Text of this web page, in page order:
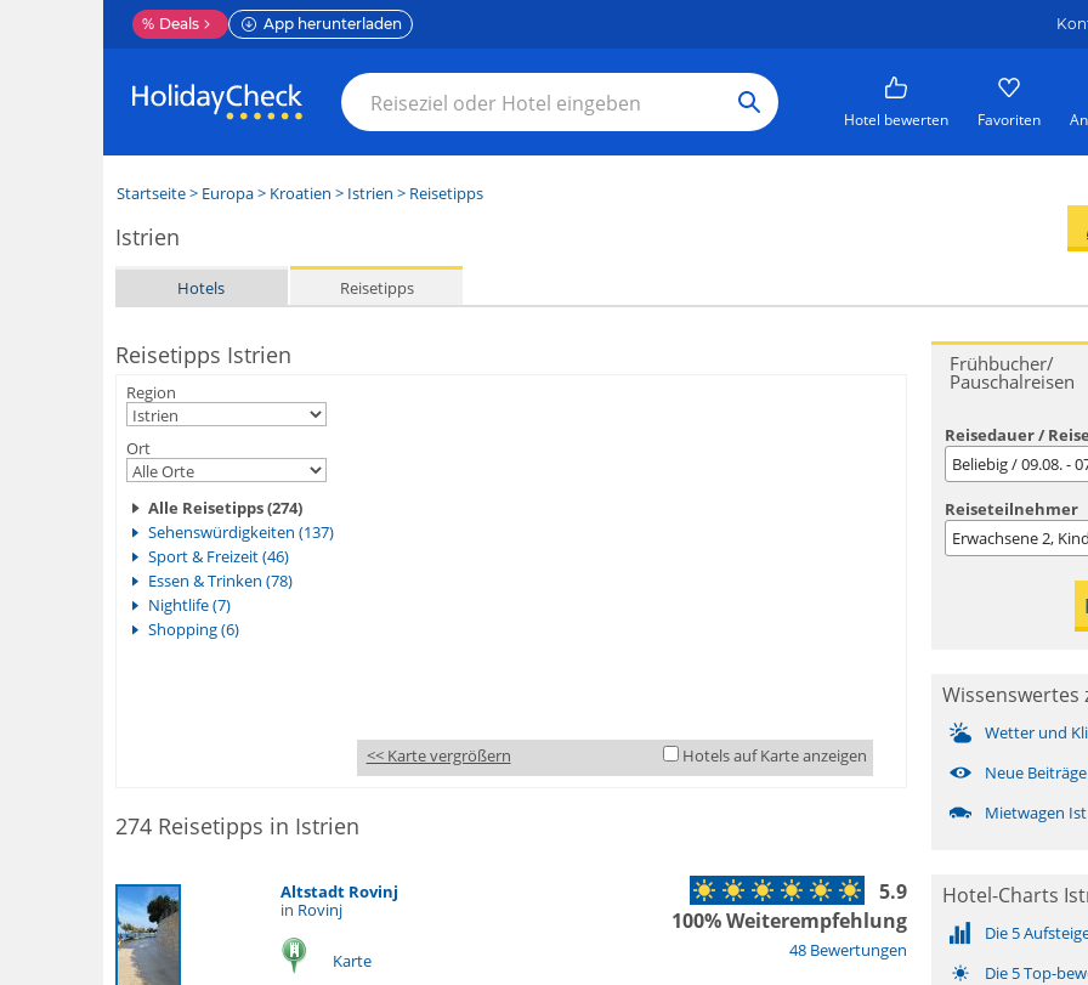
% Deals App herunterladen
Hotel bewerten Favoriten
Startseite> Europa> Kroatien > Istrien > Reisetipps
Istrien
Hotels Reisetipps
Reisetipps Istrien
Region
Ort
Alle Reisetipps (274)
Sehenswürdigkeiten (137)
Sport & Freizeit (46)
Essen & Trinken (78)
Nightlife (7)
Shopping (6)
<< Karte vergrößern Hotels auf Karte anzeigen
274 Reisetipps in Istrien
Altstadt Rovinj
in Rovinj
Karte 48 Bewertungen
5.9
100% Weiterempfehlung
Frühbucher/
Pauschalreisen
Reisedauer /
Beliebig / 09.08. -
Reiseteilnehmer
Erwachsene2,
Wissenswertes
Wetter und
Neue
Mietwagen
Hotel-Charts
Die 5
Die 5 Top-